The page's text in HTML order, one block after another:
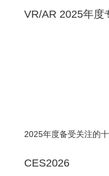
VR/AR 2025年度
2025年度备受关注的
CES2026